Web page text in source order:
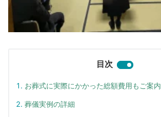
目次
お葬式に実際にかかった総額費用もご案内
葬儀実例の詳細